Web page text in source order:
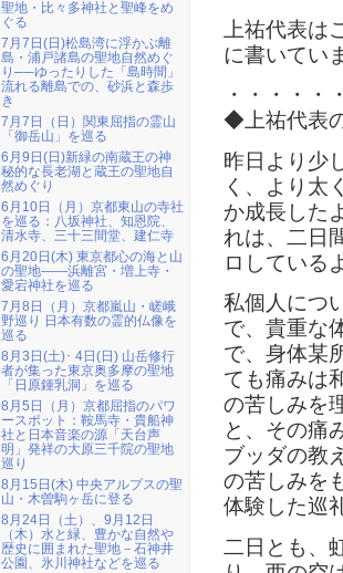
上祐代表
に書いてい
・・・・・
◆上祐代表
昨日より少
く、より太
か成長した
れは、二日
ロしている
私個人につ
で、貴重な
で、身体某
ても痛みは
の苦しみを
と、その痛
ブッダの教
の苦しみを
体験した巡
二日とも、
聖地・比々多神社と聖峰をめ
ぐる
7月7日(日)松島湾に浮かぶ離
島・浦戸諸島の聖地自然めぐ
り──ゆったりした「島時間」
流れる離島での、砂浜と森歩
き
7月7日（日）関東屈指の霊山
「御岳山」を巡る
6月9日(日)新緑の南蔵王の神
秘的な長老湖と蔵王の聖地自
然めぐり
6月10日（月）京都東山の寺社
を巡る：八坂神社、知恩院、
清水寺、三十三間堂、建仁寺
6月20日(木) 東京都心の海と山
の聖地――浜離宮・増上寺・
愛宕神社を巡る
7月8日（月）京都嵐山・嵯峨
野巡り 日本有数の霊的仏像を
巡る
8月3日(土)･ 4日(日) 山岳修行
者が集った東京奥多摩の聖地
「日原鍾乳洞」を巡る
8月5日（月）京都屈指のパワ
ースポット：鞍馬寺・貴船神
社と日本音楽の源「天台声
明」発祥の大原三千院の聖地
巡り
8月15日(木) 中央アルプスの聖
山・木曽駒ヶ岳に登る
8月24日（土）、9月12日
（木）水と緑、豊かな自然や
歴史に囲まれた聖地－石神井
公園、氷川神社などを巡る